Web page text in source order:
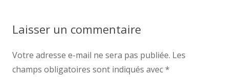
Laisser un commentaire
Votre adresse e-mail ne sera pas publiée. Les
champs obligatoires sont indiqués avec*